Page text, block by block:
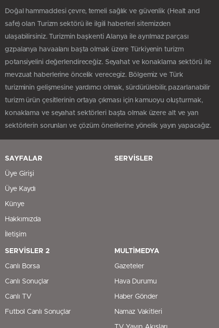
Doğal hammaddesi çevre, temeli sağlık ve güvenlik (Healt and
safe) olan Turizm sektörü ile ilgili haberleri sitemizden
ulaşabilirsiniz. Turizmin başkenti Alanya ile ayrılmaz parçası
gzpalanya havaalanı başta olmak üzere Türkiyenin turizm
potansiyelini değerlendireceğiz. Seyahat ve konaklama sektörü ile
mevzuat haberlerine öncelik verecegiz. Bölgemiz ve Türk
turizminin gelişmesine yardımcı olmak, sürdürülebilir, pazarlanabilir
turizm ürün çesitlerinin ortaya çıkması için kamuoyu oluşturmak,
konaklama ve seyahat sektörleri başta olmak üzere alt ve yan
sektörlerin sorunları ve çözüm önerilerine yönelik yayın yapacağız.
SAYFALAR
Üye Girişi
Üye Kaydı
Künye
Hakkımızda
İletişim
SERVİSLER
SERVİSLER 2
Canlı Borsa
Canlı Sonuçlar
Canlı TV
Futbol Canlı Sonuçlar
MULTİMEDYA
Gazeteler
Hava Durumu
Haber Gönder
Namaz Vakitleri